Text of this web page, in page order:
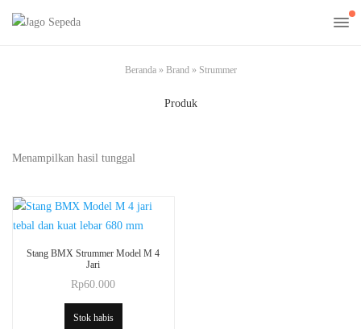
Beranda» Brand» Strummer
Produk
Menampilkan hasil tunggal
Stang BMX Strummer Model M 4
Jari
Rp60.000
Stok habis